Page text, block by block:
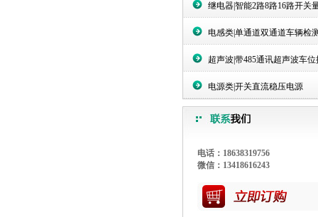
继电器|智能2路8路16路开关
电感类|单通道双通道车辆检
超声波|带485通讯超声波车
电源类|开关直流稳压电源
电话：18638319756
微信：13418616243